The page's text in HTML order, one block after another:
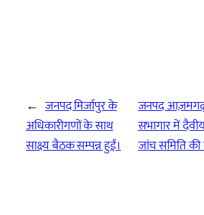
← जनपद मिर्जापुर के
अधिकारीगणों के साथ
साक्ष्य बैठक सम्पन्न हुईं।
जनपद
सभागार में
जांच समिति